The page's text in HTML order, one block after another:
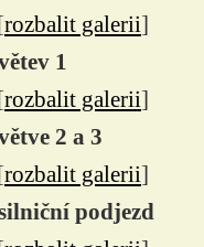
rozbalit galerii]
1
rozbalit galerii]
2 a 3
rozbalit galerii]
podjezd